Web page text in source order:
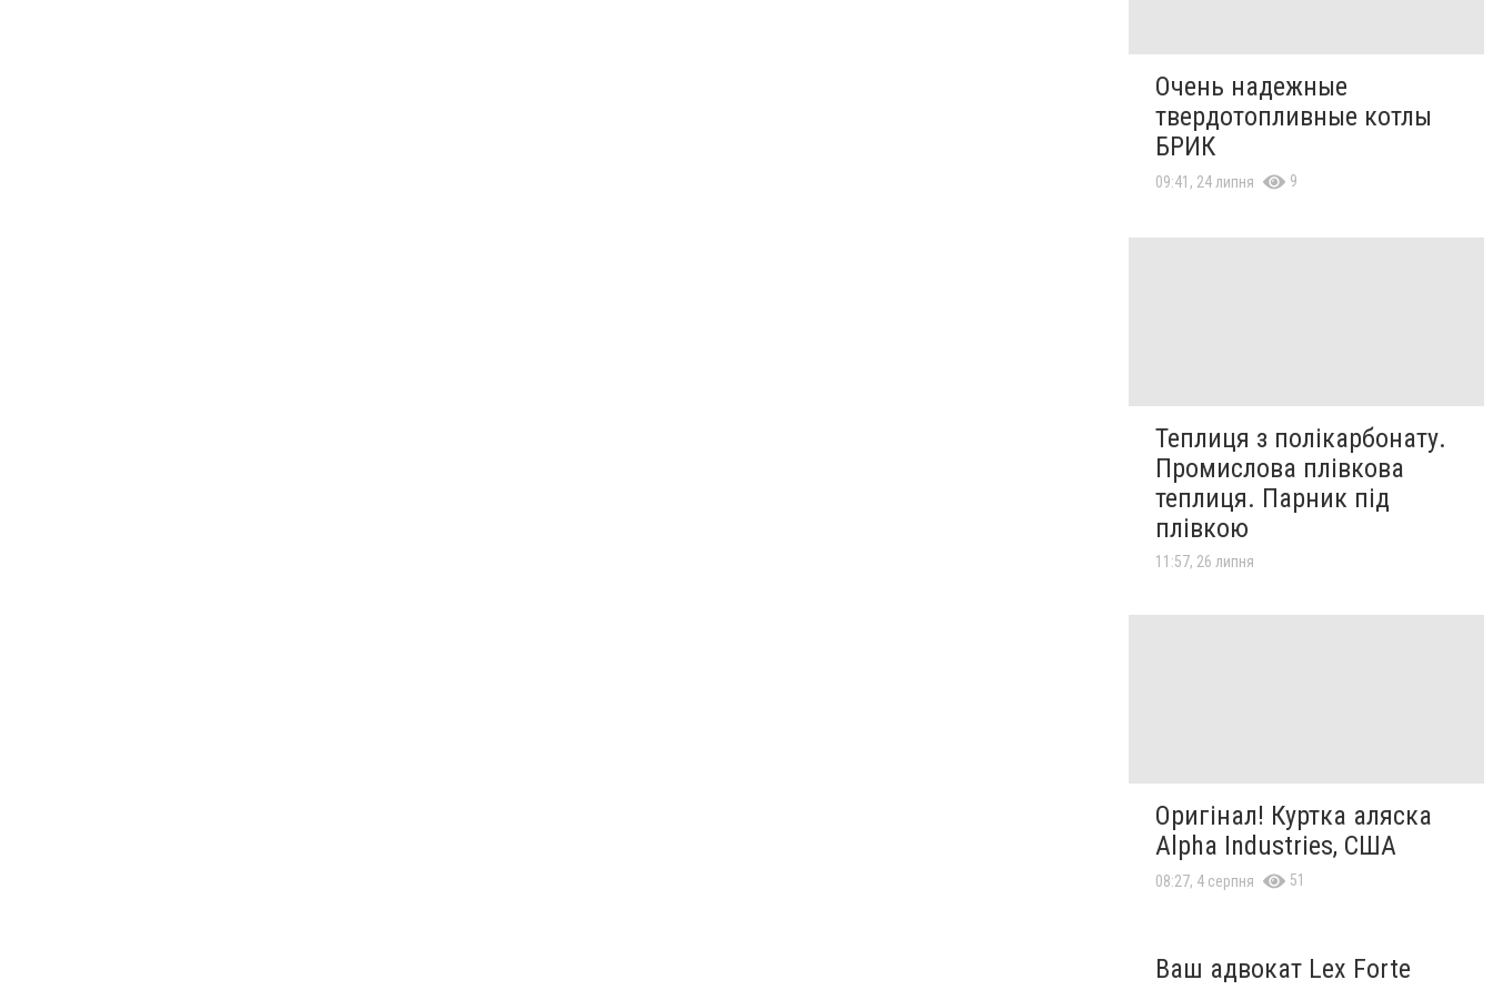
Очень надежные
твердотопливные котлы
БРИК
09:41, 24 липня 9
Теплиця з полікарбонату.
Промислова плівкова
теплиця. Парник під
плівкою
11:57, 26 липня
Оригінал! Куртка аляска
Alpha Industries, США
08:27, 4 серпня 51
Ваш адвокат Lex Forte